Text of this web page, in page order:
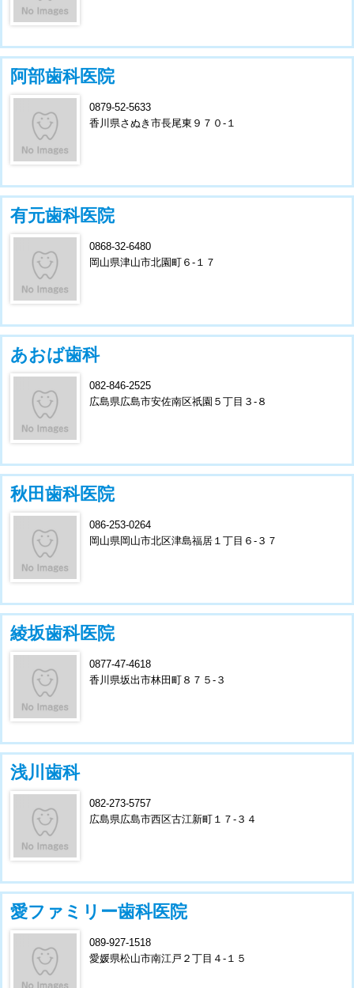
阿部歯科医院
0879-52-5633
香川県さぬき市長尾東９７０-１
有元歯科医院
0868-32-6480
岡山県津山市北園町６-１７
あおば歯科
082-846-2525
広島県広島市安佐南区祇園５丁目３-８
秋田歯科医院
086-253-0264
岡山県岡山市北区津島福居１丁目６-３７
綾坂歯科医院
0877-47-4618
香川県坂出市林田町８７５-３
浅川歯科
082-273-5757
広島県広島市西区古江新町１７-３４
愛ファミリー歯科医院
089-927-1518
愛媛県松山市南江戸２丁目４-１５